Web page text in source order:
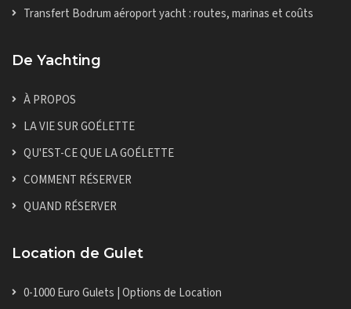
Transfert Bodrum aéroport yacht : routes, marinas et coûts
De Yachting
À PROPOS
LA VIE SUR GOÉLETTE
QU'EST-CE QUE LA GOÉLETTE
COMMENT RÉSERVER
QUAND RÉSERVER
Location de Gulet
0-1000 Euro Gulets | Options de Location